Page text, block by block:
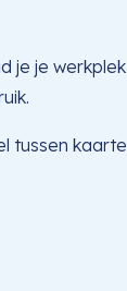
je je
tussen